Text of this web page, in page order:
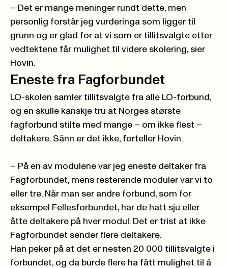
– Det er mange meninger rundt dette, men
personlig forstår jeg vurderinga som ligger til
grunn og er glad for at vi som er tillitsvalgte etter
vedtektene får mulighet til videre skolering, sier
Hovin.
Eneste fra Fagforbundet
LO-skolen samler tillitsvalgte fra alle LO-forbund,
og en skulle kanskje tru at Norges største
fagforbund stilte med mange – om ikke flest –
deltakere. Sånn er det ikke, forteller Hovin.
– På en av modulene var jeg eneste deltaker fra
Fagforbundet, mens resterende moduler var vi to
eller tre. Når man ser andre forbund, som for
eksempel Fellesforbundet, har de hatt sju eller
åtte deltakere på hver modul. Det er trist at ikke
Fagforbundet sender flere deltakere.
Han peker på at det er nesten 20 000 tillitsvalgte i
forbundet, og da burde flere ha fått mulighet til å